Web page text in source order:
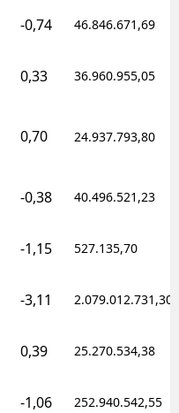
-0,74 46.846.671,69
0,33 36.960.955,05
0,70 24.937.793,80
-0,38 40.496.521,23
-1,15 527.135,70
-3,11 2.079.012.731,30
0,39 25.270.534,38
-1,06 252.940.542,55